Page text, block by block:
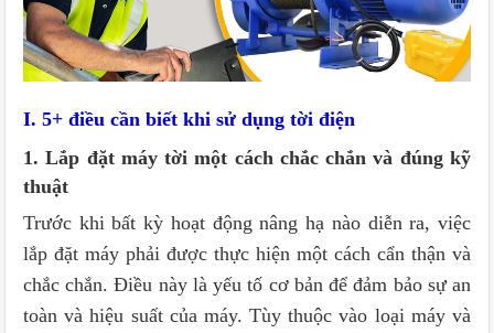
I. 5+ điều cần biết khi sử dụng tời điện
1. Lắp đặt máy tời một cách chắc chắn và đúng kỹ
thuật
Trước khi bất kỳ hoạt động nâng hạ nào diễn ra, việc
lắp đặt máy phải được thực hiện một cách cẩn thận và
chắc chắn. Điều này là yếu tố cơ bản để đảm bảo sự an
toàn và hiệu suất của máy. Tùy thuộc vào loại máy và